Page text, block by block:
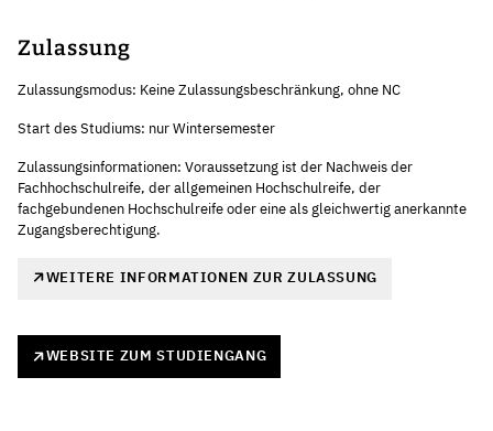
Zulassung
Zulassungsmodus: Keine Zulassungsbeschränkung, ohne NC
Start des Studiums: nur Wintersemester
Zulassungsinformationen: Voraussetzung ist der Nachweis der
Fachhochschulreife, der allgemeinen Hochschulreife, der
fachgebundenen Hochschulreife oder eine als gleichwertig anerkannte
Zugangsberechtigung.
WEITERE INFORMATIONEN ZUR ZULASSUNG
WEBSITE ZUM STUDIENGANG